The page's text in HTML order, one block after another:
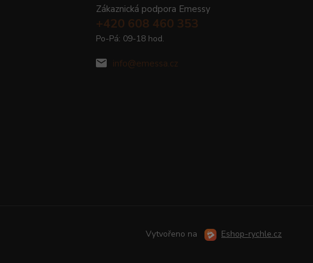
Zákaznická podpora Emessy
+420 608 460 353
Po-Pá: 09-18 hod.
info@emessa.cz
Vytvořeno na Eshop-rychle.cz